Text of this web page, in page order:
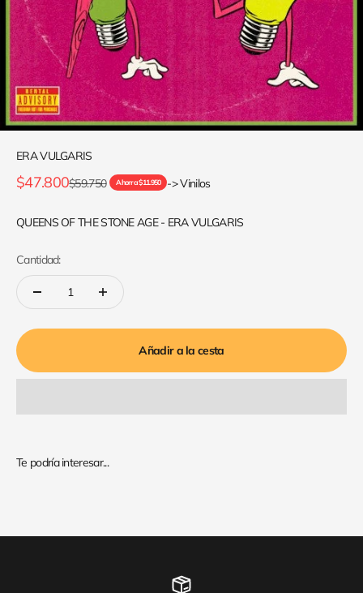
ERA VULGARIS
Precio de oferta
$47.800Precio normal
$59.750 Ahorra $11.950 -> Vinilos
QUEENS OF THE STONE AGE - ERA VULGARIS
Cantidad:
Añadir a la cesta